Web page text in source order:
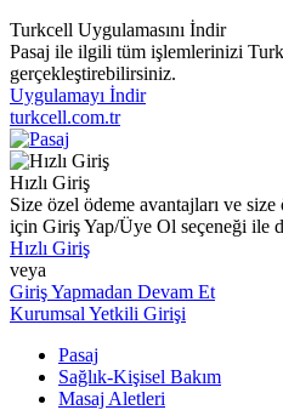
Turkcell Uygulamasını İndir
Pasaj ile ilgili tüm işlemlerinizi
gerçekleştirebilirsiniz.
Uygulamayı İndir
turkcell.com.tr
Hızlı Giriş
Size özel ödeme avantajları ve
için Giriş Yap/Üye Ol seçeneği ile
Hızlı Giriş
veya
Giriş Yapmadan Devam Et
Kurumsal Yetkili Girişi
Pasaj
Sağlık-Kişisel Bakım
Masaj Aletleri